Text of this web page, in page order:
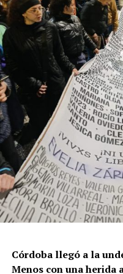
resisten otra avanzada
Por Francisco Pandolfi
Córdoba llegó a la
Menos con una herida